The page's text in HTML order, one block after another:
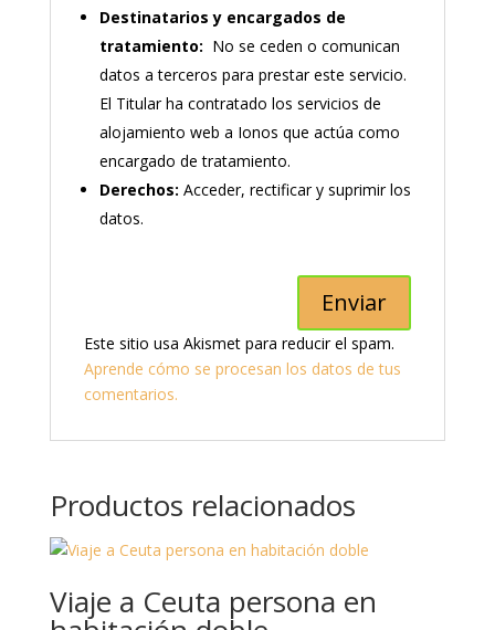
Destinatarios y encargados de
tratamiento: No se ceden o comunican
datos a terceros para prestar este servicio.
El Titular ha contratado los servicios de
alojamiento web a Ionos que actúa como
encargado de tratamiento.
Derechos: Acceder, rectificar y suprimir los
datos.
Este sitio usa Akismet para reducir el spam.
Aprende cómo se procesan los datos de tus
comentarios.
Productos relacionados
Viaje a Ceuta persona en